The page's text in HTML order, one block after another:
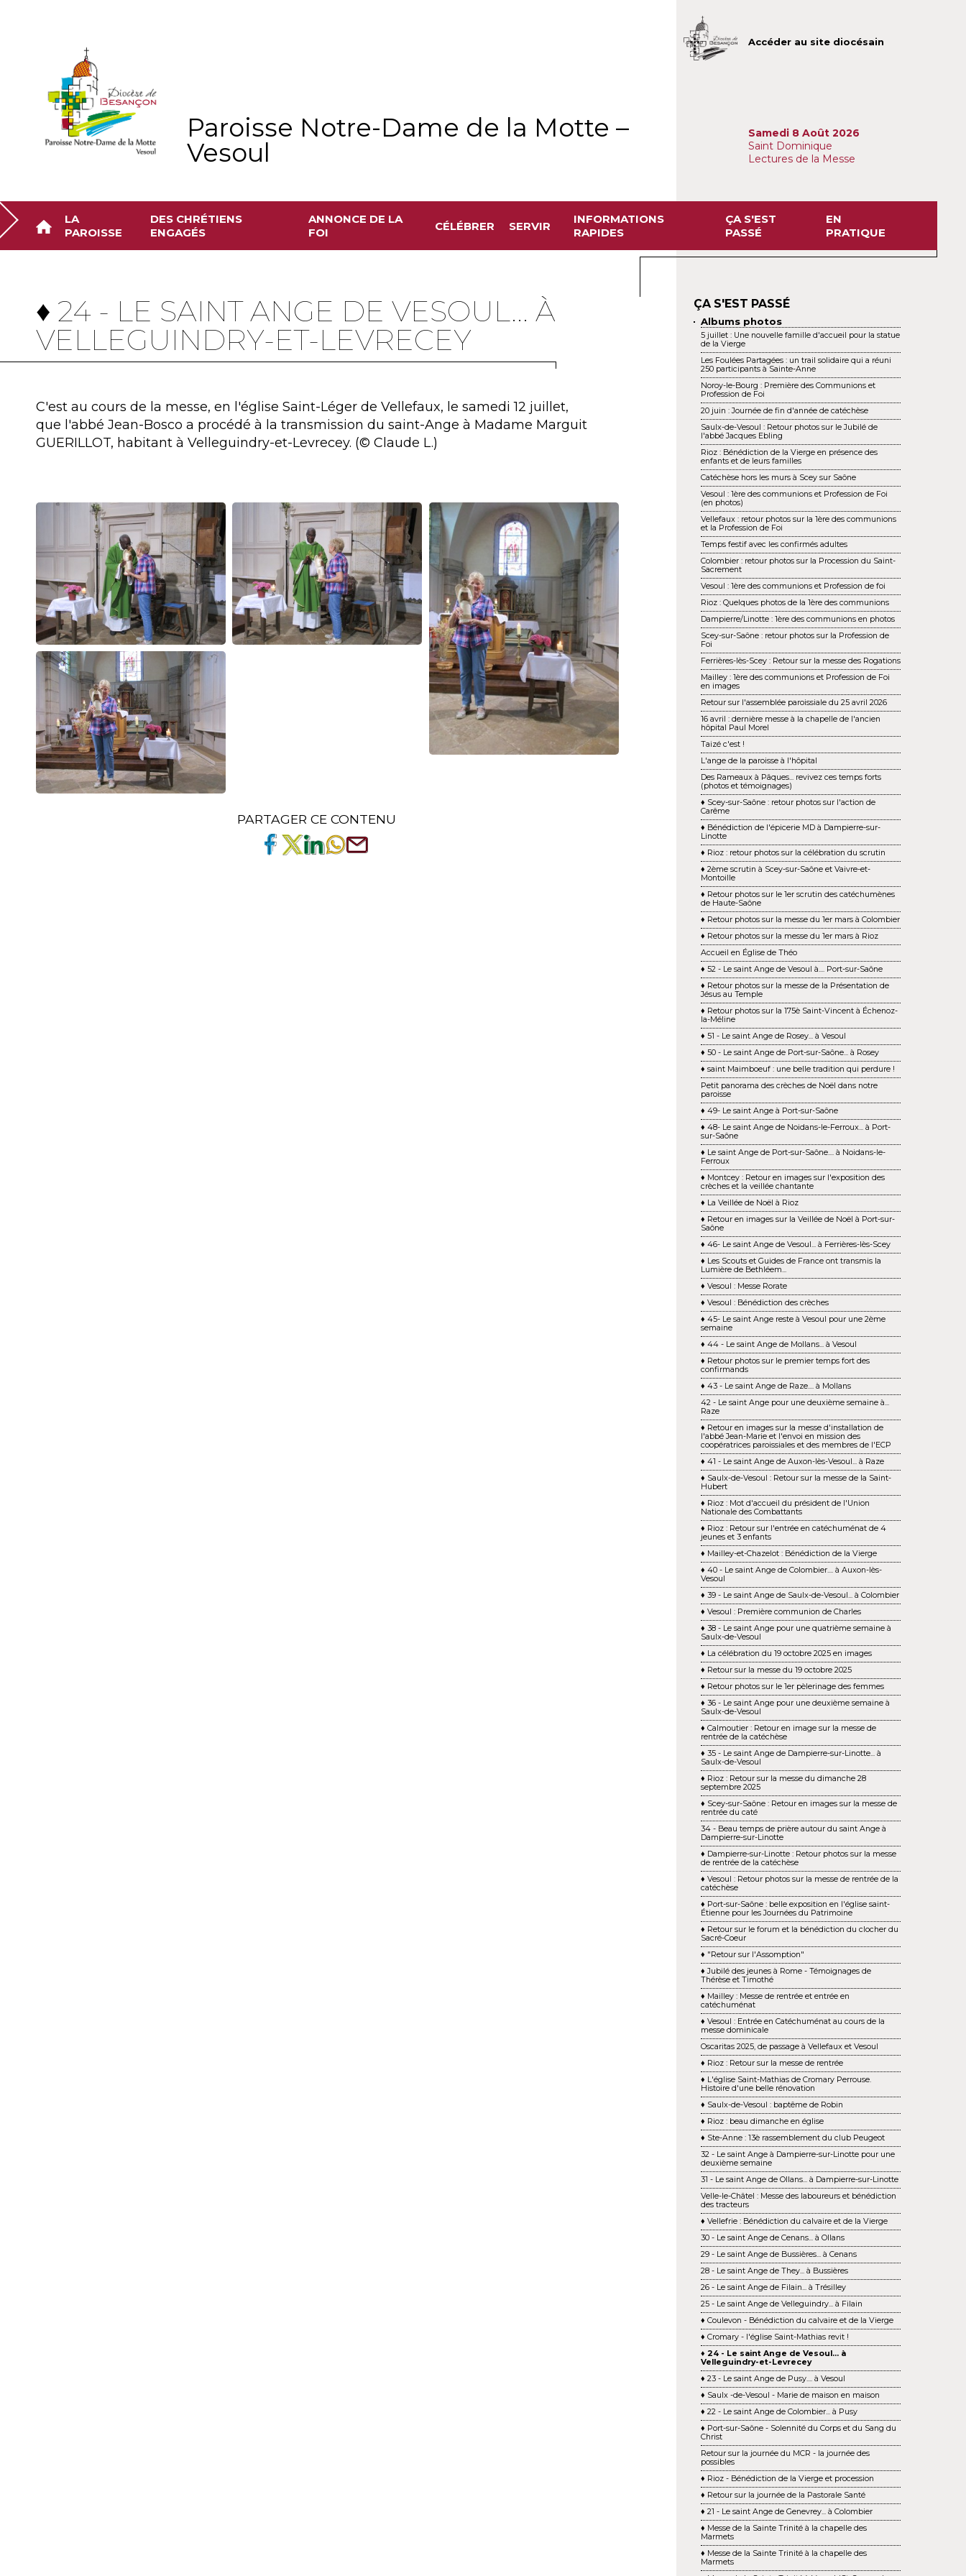
Accéder au site diocésain
Paroisse Notre-Dame de la Motte –
Vesoul
Samedi 8 Août 2026
Saint Dominique
Lectures de la Messe
LA
PAROISSE
DES CHRÉTIENS
ENGAGÉS
ANNONCE DE LA
FOI
CÉLÉBRER SERVIR
INFORMATIONS
RAPIDES
ÇA S'EST
PASSÉ
EN
PRATIQUE
♦ 24 - LE SAINT ANGE DE VESOUL... À
VELLEGUINDRY-ET-LEVRECEY
C'est au cours de la messe, en l'église Saint-Léger de Vellefaux, le samedi 12 juillet,
que l'abbé Jean-Bosco a procédé à la transmission du saint-Ange à Madame Marguit
GUERILLOT, habitant à Velleguindry-et-Levrecey. (© Claude L.)
PARTAGER CE CONTENU
ÇA S'EST PASSÉ
Albums photos
5 juillet : Une nouvelle famille d'accueil pour la statue
de la Vierge
Les Foulées Partagées : un trail solidaire qui a réuni
250 participants à Sainte-Anne
Noroy-le-Bourg : Première des Communions et
Profession de Foi
20 juin : Journée de fin d'année de catéchèse
Saulx-de-Vesoul : Retour photos sur le Jubilé de
l'abbé Jacques Ebling
Rioz : Bénédiction de la Vierge en présence des
enfants et de leurs familles
Catéchèse hors les murs à Scey sur Saône
Vesoul : 1ère des communions et Profession de Foi
(en photos)
Vellefaux : retour photos sur la 1ère des communions
et la Profession de Foi
Temps festif avec les confirmés adultes
Colombier : retour photos sur la Procession du Saint-
Sacrement
Vesoul : 1ère des communions et Profession de foi
Rioz : Quelques photos de la 1ère des communions
Dampierre/Linotte : 1ère des communions en photos
Scey-sur-Saône : retour photos sur la Profession de
Foi
Ferrières-lès-Scey : Retour sur la messe des Rogations
Mailley : 1ère des communions et Profession de Foi
en images
Retour sur l'assemblée paroissiale du 25 avril 2026
16 avril : dernière messe à la chapelle de l'ancien
hôpital Paul Morel
Taizé c'est !
L'ange de la paroisse à l'hôpital
Des Rameaux à Pâques... revivez ces temps forts
(photos et témoignages)
♦ Scey-sur-Saône : retour photos sur l'action de
Carême
♦ Bénédiction de l'épicerie MD à Dampierre-sur-
Linotte
♦ Rioz : retour photos sur la célébration du scrutin
♦ 2ème scrutin à Scey-sur-Saône et Vaivre-et-
Montoille
♦ Retour photos sur le 1er scrutin des catéchumènes
de Haute-Saône
♦ Retour photos sur la messe du 1er mars à Colombier
♦ Retour photos sur la messe du 1er mars à Rioz
Accueil en Église de Théo
♦ 52 - Le saint Ange de Vesoul à.... Port-sur-Saône
♦ Retour photos sur la messe de la Présentation de
Jésus au Temple
♦ Retour photos sur la 175è Saint-Vincent à Échenoz-
la-Méline
♦ 51 - Le saint Ange de Rosey... à Vesoul
♦ 50 - Le saint Ange de Port-sur-Saône... à Rosey
♦ saint Maimboeuf : une belle tradition qui perdure !
Petit panorama des crèches de Noël dans notre
paroisse
♦ 49- Le saint Ange à Port-sur-Saône
♦ 48- Le saint Ange de Noidans-le-Ferroux... à Port-
sur-Saône
♦ Le saint Ange de Port-sur-Saône.... à Noidans-le-
Ferroux
♦ Montcey : Retour en images sur l'exposition des
crèches et la veillée chantante
♦ La Veillée de Noël à Rioz
♦ Retour en images sur la Veillée de Noël à Port-sur-
Saône
♦ 46- Le saint Ange de Vesoul... à Ferrières-lès-Scey
♦ Les Scouts et Guides de France ont transmis la
Lumière de Bethléem...
♦ Vesoul : Messe Rorate
♦ Vesoul : Bénédiction des crèches
♦ 45- Le saint Ange reste à Vesoul pour une 2ème
semaine
♦ 44 - Le saint Ange de Mollans... à Vesoul
♦ Retour photos sur le premier temps fort des
confirmands
♦ 43 - Le saint Ange de Raze.... à Mollans
42 - Le saint Ange pour une deuxième semaine à...
Raze
♦ Retour en images sur la messe d'installation de
l'abbé Jean-Marie et l'envoi en mission des
coopératrices paroissiales et des membres de l'ECP
♦ 41 - Le saint Ange de Auxon-lès-Vesoul... à Raze
♦ Saulx-de-Vesoul : Retour sur la messe de la Saint-
Hubert
♦ Rioz : Mot d'accueil du président de l'Union
Nationale des Combattants
♦ Rioz : Retour sur l'entrée en catéchuménat de 4
jeunes et 3 enfants
♦ Mailley-et-Chazelot : Bénédiction de la Vierge
♦ 40 - Le saint Ange de Colombier.... à Auxon-lès-
Vesoul
♦ 39 - Le saint Ange de Saulx-de-Vesoul... à Colombier
♦ Vesoul : Première communion de Charles
♦ 38 - Le saint Ange pour une quatrième semaine à
Saulx-de-Vesoul
♦ La célébration du 19 octobre 2025 en images
♦ Retour sur la messe du 19 octobre 2025
♦ Retour photos sur le 1er pèlerinage des femmes
♦ 36 - Le saint Ange pour une deuxième semaine à
Saulx-de-Vesoul
♦ Calmoutier : Retour en image sur la messe de
rentrée de la catéchèse
♦ 35 - Le saint Ange de Dampierre-sur-Linotte... à
Saulx-de-Vesoul
♦ Rioz : Retour sur la messe du dimanche 28
septembre 2025
♦ Scey-sur-Saône : Retour en images sur la messe de
rentrée du caté
34 - Beau temps de prière autour du saint Ange à
Dampierre-sur-Linotte
♦ Dampierre-sur-Linotte : Retour photos sur la messe
de rentrée de la catéchèse
♦ Vesoul : Retour photos sur la messe de rentrée de la
catéchèse
♦ Port-sur-Saône : belle exposition en l'église saint-
Étienne pour les Journées du Patrimoine
♦ Retour sur le forum et la bénédiction du clocher du
Sacré-Coeur
♦ "Retour sur l'Assomption"
♦ Jubilé des jeunes à Rome - Témoignages de
Thérèse et Timothé
♦ Mailley : Messe de rentrée et entrée en
catéchuménat
♦ Vesoul : Entrée en Catéchuménat au cours de la
messe dominicale
Oscaritas 2025, de passage à Vellefaux et Vesoul
♦ Rioz : Retour sur la messe de rentrée
♦ L'église Saint-Mathias de Cromary Perrouse.
Histoire d'une belle rénovation
♦ Saulx-de-Vesoul : baptême de Robin
♦ Rioz : beau dimanche en église
♦ Ste-Anne : 13è rassemblement du club Peugeot
32 - Le saint Ange à Dampierre-sur-Linotte pour une
deuxième semaine
31 - Le saint Ange de Ollans... à Dampierre-sur-Linotte
Velle-le-Châtel : Messe des laboureurs et bénédiction
des tracteurs
♦ Vellefrie : Bénédiction du calvaire et de la Vierge
30 - Le saint Ange de Cenans... à Ollans
29 - Le saint Ange de Bussières... à Cenans
28 - Le saint Ange de They... à Bussières
26 - Le saint Ange de Filain... à Trésilley
25 - Le saint Ange de Velleguindry... à Filain
♦ Coulevon - Bénédiction du calvaire et de la Vierge
♦ Cromary - l'église Saint-Mathias revit !
♦ 24 - Le saint Ange de Vesoul... à
Velleguindry-et-Levrecey
♦ 23 - Le saint Ange de Pusy.... à Vesoul
♦ Saulx -de-Vesoul - Marie de maison en maison
♦ 22 - Le saint Ange de Colombier... à Pusy
♦ Port-sur-Saône - Solennité du Corps et du Sang du
Christ
Retour sur la journée du MCR - la journée des
possibles
♦ Rioz - Bénédiction de la Vierge et procession
♦ Retour sur la journée de la Pastorale Santé
♦ 21 - Le saint Ange de Genevrey... à Colombier
♦ Messe de la Sainte Trinité à la chapelle des
Marmets
♦ Messe de la Sainte Trinité à la chapelle des
Marmets